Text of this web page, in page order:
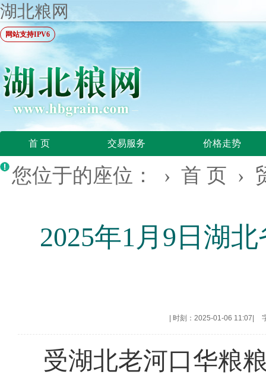
湖北粮网
网站支持IPV6
首 页 交易服务 价格走势
您位于的座位： › 首 页 ›
2025年1月9日湖
时刻：2025-01-06 11:07
受湖北老河口华粮